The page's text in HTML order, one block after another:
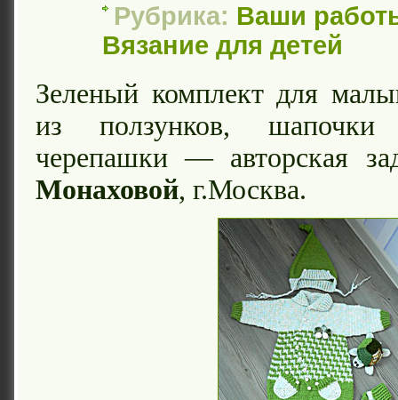
Рубрика: Ваши
Вязание для детей
Зеленый комплект для
из ползунков,
черепашки — авторская
Монаховой, г.Москва.